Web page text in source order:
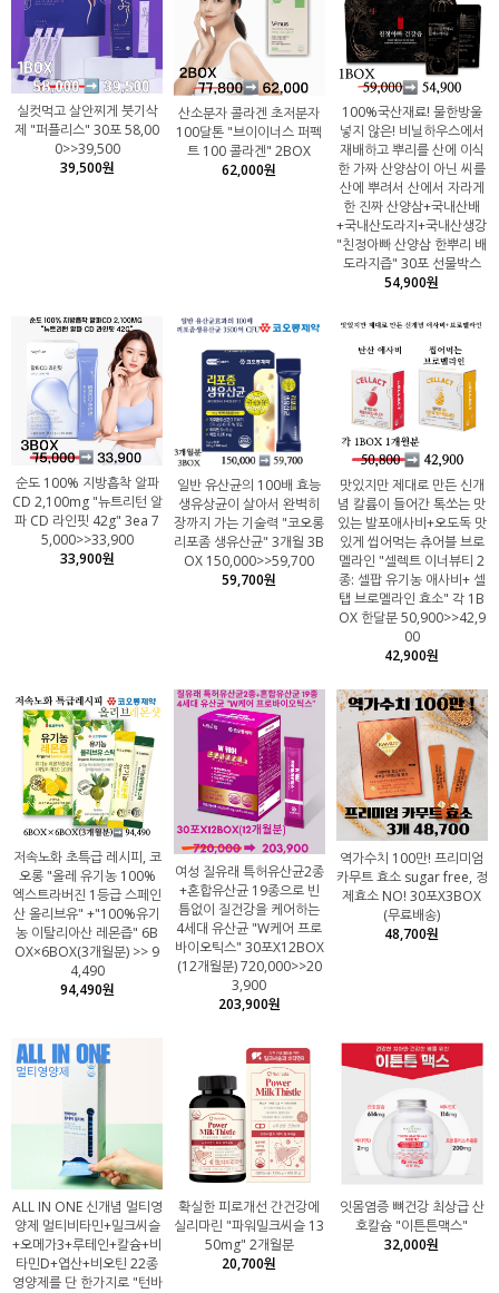
실컷먹고 살안찌게 붓기삭
제 "퍼플리스" 30포 58,00
0>>39,500
39,500원
산소분자 콜라겐 초저분자
100달톤 "브이이너스 퍼펙
트 100 콜라겐" 2BOX
62,000원
100%국산재료! 물한방울
넣지 않은! 비닐하우스에서
재배하고 뿌리를 산에 이식
한 가짜 산양삼이 아닌 씨를
산에 뿌려서 산에서 자라게
한 진짜 산양삼+국내산배
+국내산도라지+국내산생강
"친정아빠 산양삼 한뿌리 배
도라지즙" 30포 선물박스
54,900원
순도 100% 지방흡착 알파
CD 2,100mg "뉴트리턴 알
파 CD 라인핏 42g" 3ea 7
5,000>>33,900
33,900원
일반 유산균의 100배 효능
생유상균이 살아서 완벽히
장까지 가는 기술력 "코오롱
리포좀 생유산균" 3개월 3B
OX 150,000>>59,700
59,700원
맛있지만 제대로 만든 신개
념 칼륨이 들어간 톡쏘는 맛
있는 발포애사비+오도독 맛
있게 씹어먹는 츄어블 브로
멜라인 "셀렉트 이너뷰티 2
종: 셀팝 유기농 애사비+ 셀
탭 브로멜라인 효소" 각 1B
OX 한달분 50,900>>42,9
00
42,900원
저속노화 초특급 레시피, 코
오롱 "올레 유기농 100%
엑스트라버진 1등급 스페인
산 올리브유" +"100%유기
농 이탈리아산 레몬즙" 6B
OX×6BOX(3개월분) >> 9
4,490
94,490원
여성 질유래 특허유산균2종
+혼합유산균 19종으로 빈
틈없이 질건강을 케어하는
4세대 유산균 "W케어 프로
바이오틱스" 30포X12BOX
(12개월분) 720,000>>20
3,900
203,900원
역가수치 100만! 프리미엄
카무트 효소 sugar free, 정
제효소 NO! 30포X3BOX
(무료배송)
48,700원
ALL IN ONE 신개념 멀티영
양제 멀티비타민+밀크씨슬
+오메가3+루테인+칼슘+비
타민D+엽산+비오틴 22종
영양제를 단 한가지로 "턴바
확실한 피로개선 간건강에
실리마린 "파워밀크씨슬 13
50mg" 2개월분
20,700원
잇몸염증 뼈건강 최상급 산
호칼슘 "이튼튼맥스"
32,000원